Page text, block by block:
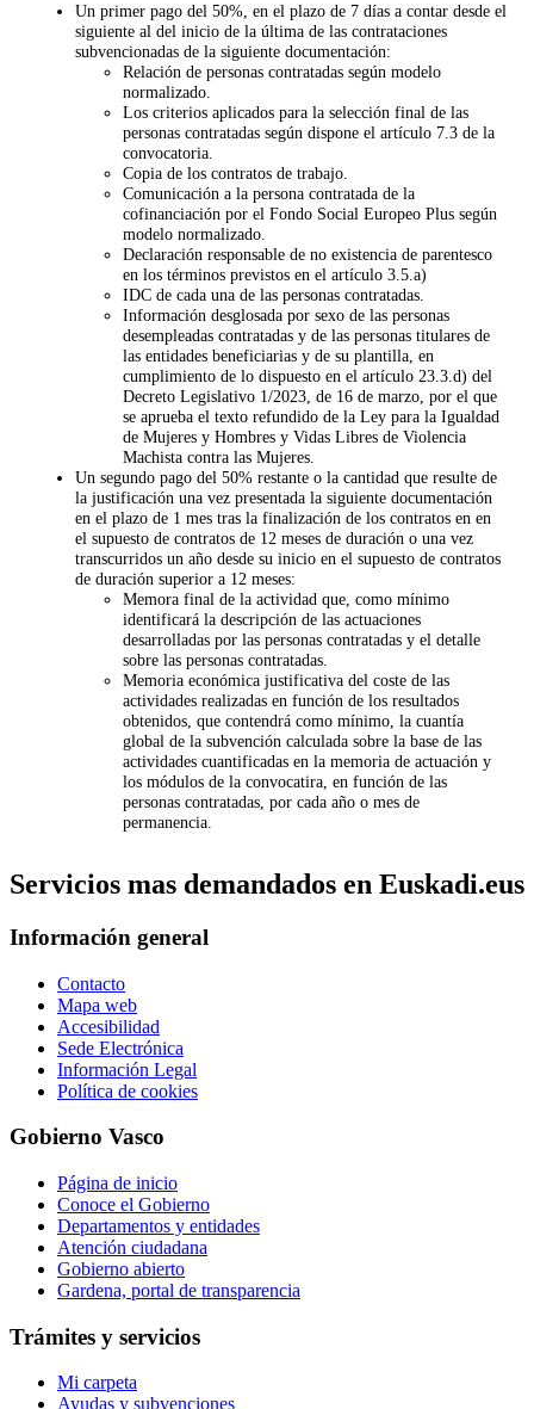
Un primer pago del 50%, en el plazo de 7 días a contar desde el
siguiente al del inicio de la última de las contrataciones
subvencionadas de la siguiente documentación:
Relación de personas contratadas según modelo
normalizado.
Los criterios aplicados para la selección final de las
personas contratadas según dispone el artículo 7.3 de la
convocatoria.
Copia de los contratos de trabajo.
Comunicación a la persona contratada de la
cofinanciación por el Fondo Social Europeo Plus según
modelo normalizado.
Declaración responsable de no existencia de parentesco
en los términos previstos en el artículo 3.5.a)
IDC de cada una de las personas contratadas.
Información desglosada por sexo de las personas
desempleadas contratadas y de las personas titulares de
las entidades beneficiarias y de su plantilla, en
cumplimiento de lo dispuesto en el artículo 23.3.d) del
Decreto Legislativo 1/2023, de 16 de marzo, por el que
se aprueba el texto refundido de la Ley para la Igualdad
de Mujeres y Hombres y Vidas Libres de Violencia
Machista contra las Mujeres.
Un segundo pago del 50% restante o la cantidad que resulte de
la justificación una vez presentada la siguiente documentación
en el plazo de 1 mes tras la finalización de los contratos en en
el supuesto de contratos de 12 meses de duración o una vez
transcurridos un año desde su inicio en el supuesto de contratos
de duración superior a 12 meses:
Memora final de la actividad que, como mínimo
identificará la descripción de las actuaciones
desarrolladas por las personas contratadas y el detalle
sobre las personas contratadas.
Memoria económica justificativa del coste de las
actividades realizadas en función de los resultados
obtenidos, que contendrá como mínimo, la cuantía
global de la subvención calculada sobre la base de las
actividades cuantificadas en la memoria de actuación y
los módulos de la convocatira, en función de las
personas contratadas, por cada año o mes de
permanencia.
Servicios mas demandados en Euskadi.eus
Información general
Contacto
Mapa web
Accesibilidad
Sede Electrónica
Información Legal
Política de cookies
Gobierno Vasco
Página de inicio
Conoce el Gobierno
Departamentos y entidades
Atención ciudadana
Gobierno abierto
Gardena, portal de transparencia
Trámites y servicios
Mi carpeta
Ayudas y subvenciones